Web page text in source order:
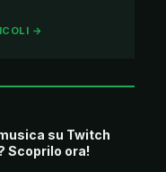
→
su Twitch
Scoprilo ora!